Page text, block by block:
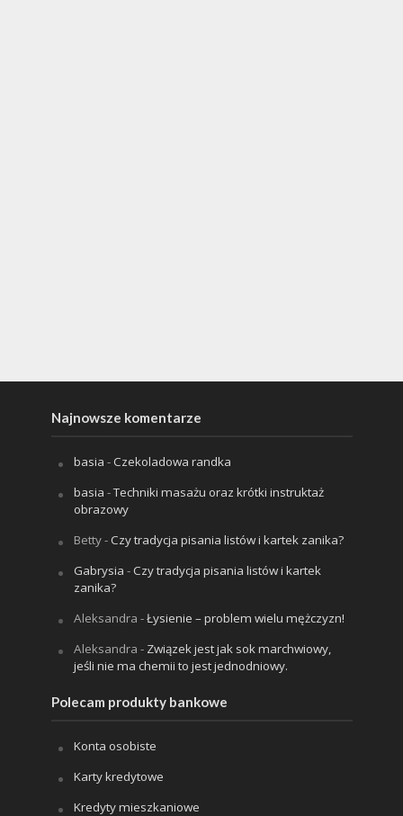
Najnowsze komentarze
basia -Czekoladowa randka
basia -Techniki masażu oraz krótki instruktaż
obrazowy
Betty-Czy tradycja pisania listów i kartek zanika?
Gabrysia -Czy tradycja pisania listów i kartek
zanika?
Aleksandra -Łysienie – problem wielu mężczyzn!
Aleksandra - Związek jest jak sok marchwiowy,
jeśli nie ma chemii to jest jednodniowy.
Polecam produkty bankowe
Konta osobiste
Karty kredytowe
Kredyty mieszkaniowe